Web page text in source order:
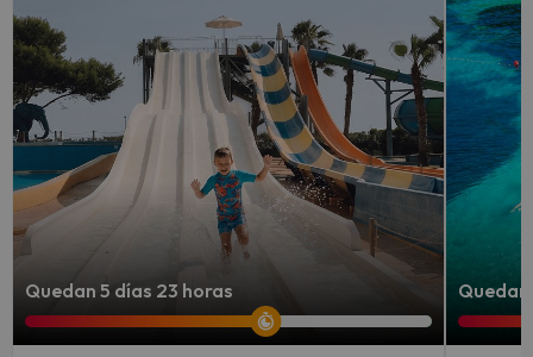
Quedan 5 días 23 horas Quedan